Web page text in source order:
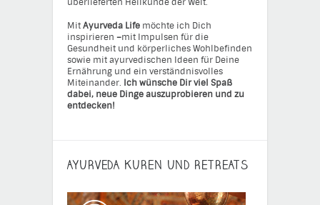
MitAyurveda Life möchte ich Dich
inspirieren –mit Impulsen für die
Gesundheit und körperliches Wohlbefinden
sowie mit ayurvedischen Ideen für Deine
Ernährung und ein verständnisvolles
Miteinander. Ich wünsche Dir viel Spaß
dabei, neue Dinge auszuprobieren und zu
entdecken!
AYURVEDA KUREN UND RETREATS